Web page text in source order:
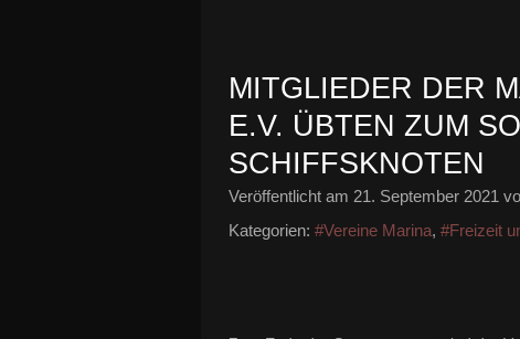
MITGLIEDER DER
E.V. ÜBTEN ZUM
SCHIFFSKNOTEN
Veröffentlicht am 21. September 2021
Kategorien: #Vereine Marina, #Freizeit